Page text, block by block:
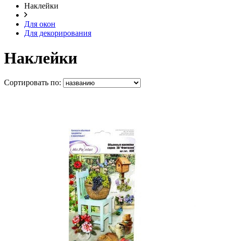
Наклейки
Для окон
Для декорирования
Наклейки
Сортировать по: